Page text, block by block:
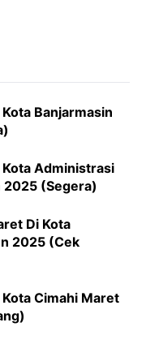
Banjarmasin
Administrasi
2025 (Segera)
Di Kota
2025 (Cek
Cimahi Maret